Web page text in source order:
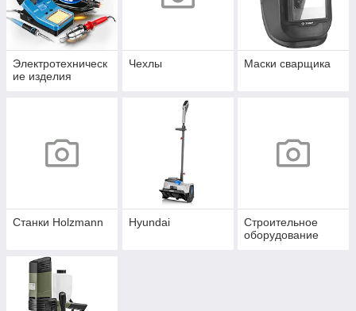
Электротехническ
ие изделия
Чехлы Маски сварщика
Станки Holzmann Hyundai
Строительное
оборудование